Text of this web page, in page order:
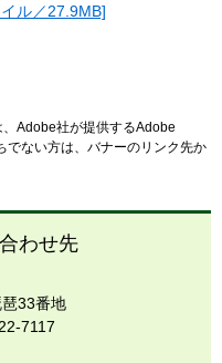
ル／27.9MB]
Adobe社が提供するAdobe
でない方は、バナーのリンク先か
わせ先
33番地
7117